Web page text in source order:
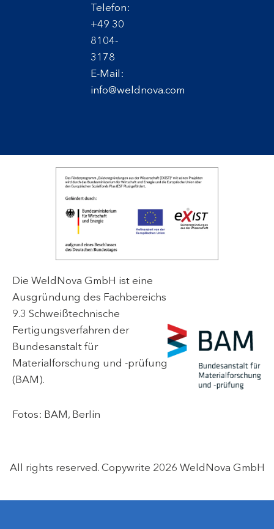
Telefon:
+49 30
8104-
3178
E-Mail:
info@weldnova.com
Die WeldNova GmbH ist eine
Ausgründung des Fachbereichs
9.3 Schweißtechnische
Fertigungsverfahren der
Bundesanstalt für
Materialforschung und -prüfung
(BAM).
Fotos: BAM, Berlin
All rights reserved. Copywrite 2026 WeldNova GmbH